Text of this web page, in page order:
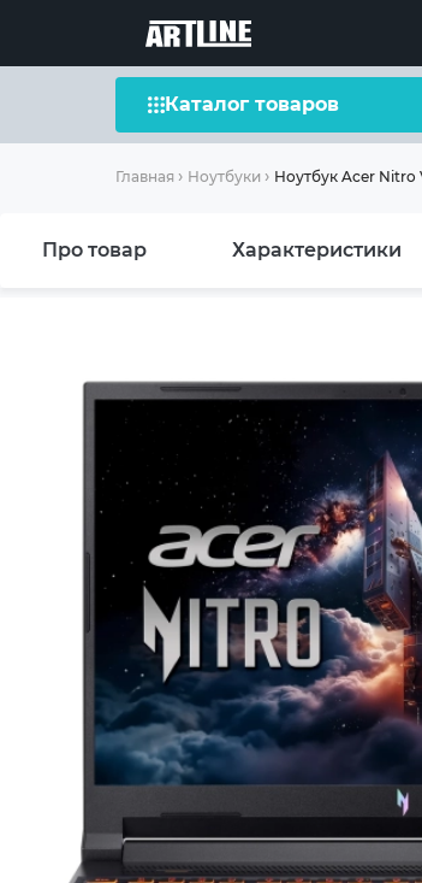
Каталог товаров
Главная Ноутбуки Ноутбук Acer Nitro
Про товар Характеристики